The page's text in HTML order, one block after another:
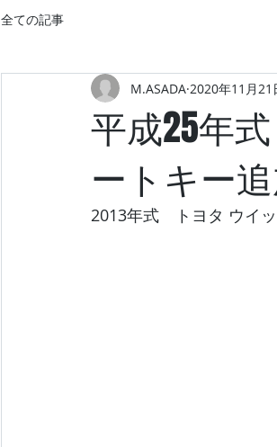
全ての記事
平成25年
ートキー
M.ASADA 2020年11月21
2013年式　トヨタ ウイ